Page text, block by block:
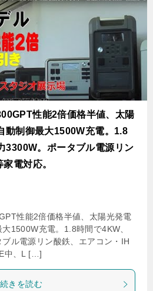
性能2倍価格半値、太陽
動制御最大1500W充電。1.8
3300W。ポータブル電源リン
電対応。
性能2倍価格半値、太陽光発電
1500W充電。1.8時間で4KW、
ル電源リン酸鉄、エアコン・IH
中、L […]
続きを読む